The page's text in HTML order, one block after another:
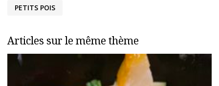
PETITS POIS
Articles sur le même thème